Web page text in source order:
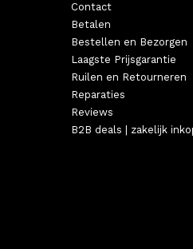
Contact
Betalen
Bestellen en Bezorgen
Laagste Prijsgarantie
Ruilen en Retourneren
Reparaties
Reviews
B2B deals | zakelijk